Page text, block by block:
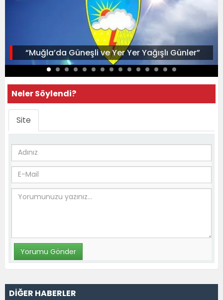
“Muğla’da Güneşli ve Yer Yer Yağışlı Günler”
Neler Söylendi?
Site
DİĞER HABERLER